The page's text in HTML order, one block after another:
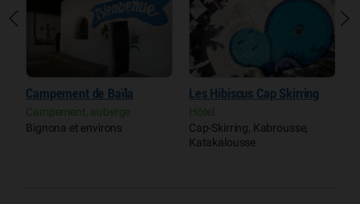
Campement de Baïla
Campement, auberge
Bignona et environs
Les Hibiscus Cap Skirring
Hôtel
Cap-Skirring, Kabrousse,
Katakalousse